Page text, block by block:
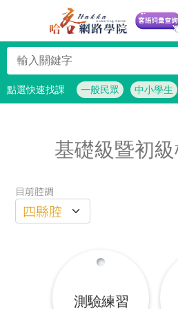
客語詞
點選快速找課 一般民眾 中小學生
基礎級暨初
目前腔調
測驗練習